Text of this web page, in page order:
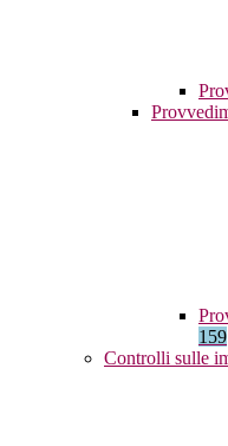
159
Controlli sulle